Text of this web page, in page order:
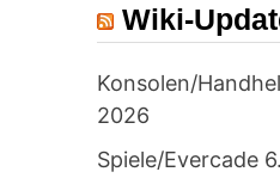
Wiki-
Konsolen/
2026
Spiele/Evercade